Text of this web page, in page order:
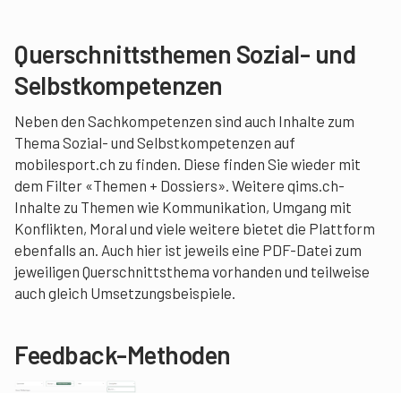
Querschnittsthemen Sozial- und
Selbstkompetenzen
Neben den Sachkompetenzen sind auch Inhalte zum
Thema Sozial- und Selbstkompetenzen auf
mobilesport.ch zu finden. Diese finden Sie wieder mit
dem Filter «Themen + Dossiers». Weitere qims.ch-
Inhalte zu Themen wie Kommunikation, Umgang mit
Konflikten, Moral und viele weitere bietet die Plattform
ebenfalls an. Auch hier ist jeweils eine PDF-Datei zum
jeweiligen Querschnittsthema vorhanden und teilweise
auch gleich Umsetzungsbeispiele.
Feedback-Methoden